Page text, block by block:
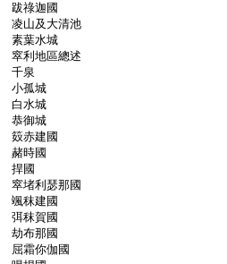
跋祿迦國
凌山及大清池
素葉水城
窣利地區總述
千泉
小孤城
白水城
恭御城
笯赤建國
赭時國
捍國
窣堵利瑟那國
颯秣建國
弭秣賀國
劫布那國
屈霜你伽國